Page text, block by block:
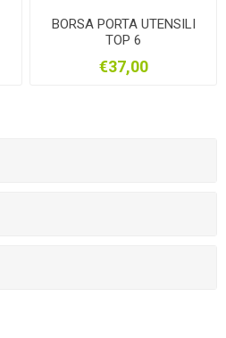
BORSA PORTA UTENSILI
TOP 6
€37,00